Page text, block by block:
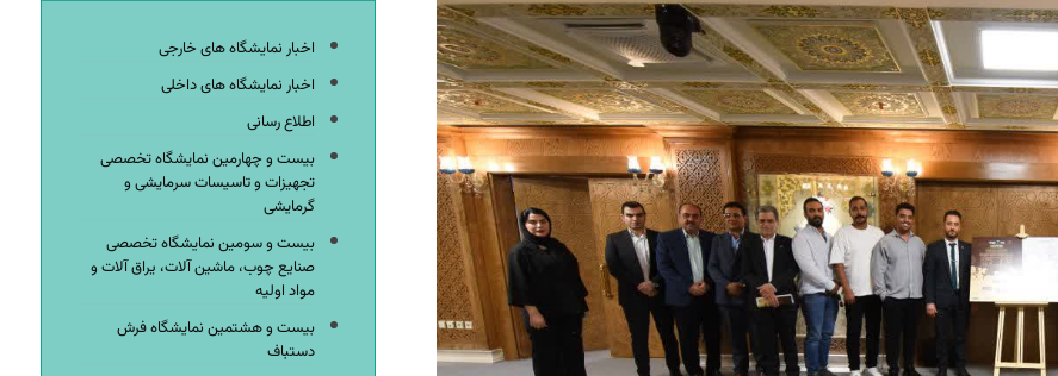
اخبار نمایشگاه های خارجی
اخبار نمایشگاه های داخلی
اطلاع رسانی
بیست و چهارمین نمایشگاه تخصصی
تجهیزات و تاسیسات سرمایشی و
گرمایشی
بیست و سومین نمایشگاه تخصصی
صنایع چوب، ماشین آلات، یراق آلات و
مواد اولیه
بیست و هشتمین نمایشگاه فرش
دستباف